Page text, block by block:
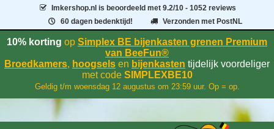
Imkershop.nl is beoordeeld met9.2/10 - 1052 reviews
60 dagen bedenktijd!
Verzonden met PostNL
10% korting op Simplex BE bijenkasten grenen Premium
van BeeFun®
Broedkamers, hoogsels en bijenkasten tijdelijk voordeliger
met codeSIMPLEXBE10
Geldig t/m woensdag 12 augustus om 23:59 uur. Op = op.